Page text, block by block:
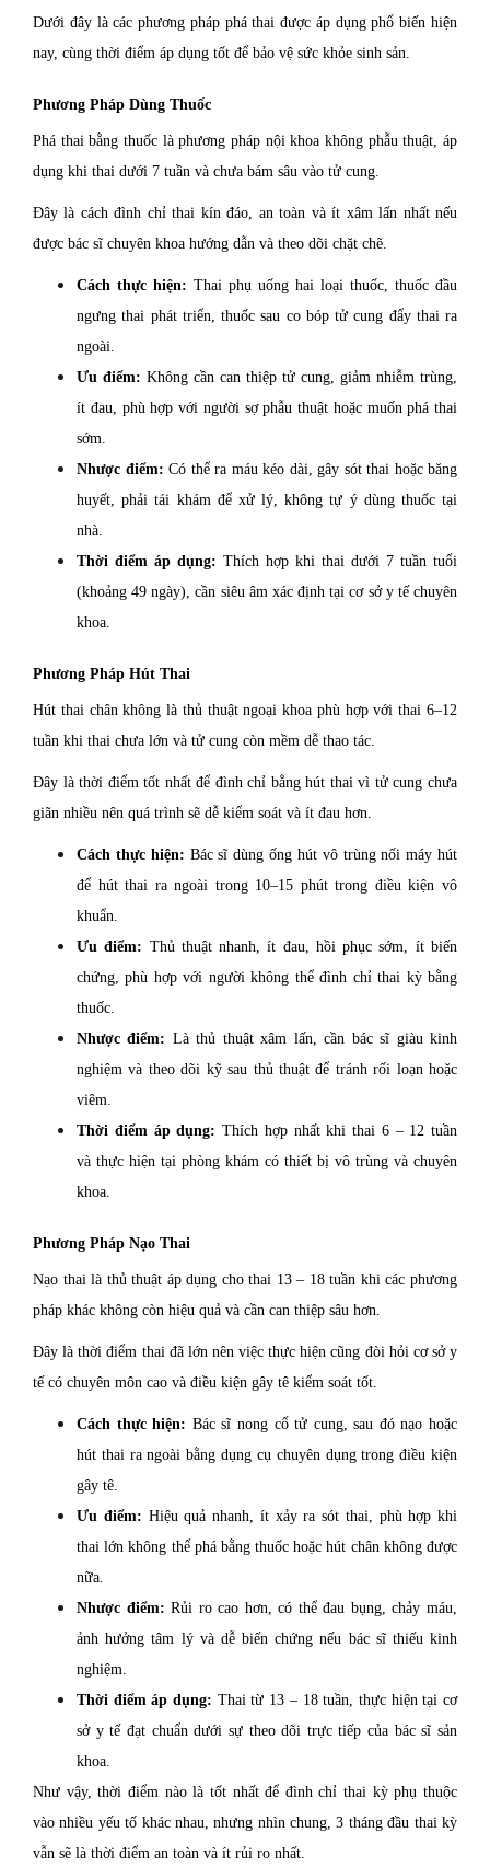
Dưới đây là các phương pháp phá thai được áp dụng phổ biến hiện
nay, cùng thời điểm áp dụng tốt để bảo vệ sức khỏe sinh sản.
Phương Pháp Dùng Thuốc
Phá thai bằng thuốc là phương pháp nội khoa không phẫu thuật, áp
dụng khi thai dưới 7 tuần và chưa bám sâu vào tử cung.
Đây là cách đình chỉ thai kín đáo, an toàn và ít xâm lấn nhất nếu
được bác sĩ chuyên khoa hướng dẫn và theo dõi chặt chẽ.
Cách thực hiện: Thai phụ uống hai loại thuốc, thuốc đầu
ngưng thai phát triển, thuốc sau co bóp tử cung đẩy thai ra
ngoài.
Ưu điểm: Không cần can thiệp tử cung, giảm nhiễm trùng,
ít đau, phù hợp với người sợ phẫu thuật hoặc muốn phá thai
sớm.
Nhược điểm: Có thể ra máu kéo dài, gây sót thai hoặc băng
huyết, phải tái khám để xử lý, không tự ý dùng thuốc tại
nhà.
Thời điểm áp dụng: Thích hợp khi thai dưới 7 tuần tuổi
(khoảng 49 ngày), cần siêu âm xác định tại cơ sở y tế chuyên
khoa.
Phương Pháp Hút Thai
Hút thai chân không là thủ thuật ngoại khoa phù hợp với thai 6–12
tuần khi thai chưa lớn và tử cung còn mềm dễ thao tác.
Đây là thời điểm tốt nhất để đình chỉ bằng hút thai vì tử cung chưa
giãn nhiều nên quá trình sẽ dễ kiểm soát và ít đau hơn.
Cách thực hiện: Bác sĩ dùng ống hút vô trùng nối máy hút
để hút thai ra ngoài trong 10–15 phút trong điều kiện vô
khuẩn.
Ưu điểm: Thủ thuật nhanh, ít đau, hồi phục sớm, ít biến
chứng, phù hợp với người không thể đình chỉ thai kỳ bằng
thuốc.
Nhược điểm: Là thủ thuật xâm lấn, cần bác sĩ giàu kinh
nghiệm và theo dõi kỹ sau thủ thuật để tránh rối loạn hoặc
viêm.
Thời điểm áp dụng: Thích hợp nhất khi thai 6 – 12 tuần
và thực hiện tại phòng khám có thiết bị vô trùng và chuyên
khoa.
Phương Pháp Nạo Thai
Nạo thai là thủ thuật áp dụng cho thai 13 – 18 tuần khi các phương
pháp khác không còn hiệu quả và cần can thiệp sâu hơn.
Đây là thời điểm thai đã lớn nên việc thực hiện cũng đòi hỏi cơ sở y
tế có chuyên môn cao và điều kiện gây tê kiểm soát tốt.
Cách thực hiện: Bác sĩ nong cổ tử cung, sau đó nạo hoặc
hút thai ra ngoài bằng dụng cụ chuyên dụng trong điều kiện
gây tê.
Ưu điểm: Hiệu quả nhanh, ít xảy ra sót thai, phù hợp khi
thai lớn không thể phá bằng thuốc hoặc hút chân không được
nữa.
Nhược điểm: Rủi ro cao hơn, có thể đau bụng, chảy máu,
ảnh hưởng tâm lý và dễ biến chứng nếu bác sĩ thiếu kinh
nghiệm.
Thời điểm áp dụng: Thai từ 13 – 18 tuần, thực hiện tại cơ
sở y tế đạt chuẩn dưới sự theo dõi trực tiếp của bác sĩ sản
khoa.
Như vậy, thời điểm nào là tốt nhất để đình chỉ thai kỳ phụ thuộc
vào nhiều yếu tố khác nhau, nhưng nhìn chung, 3 tháng đầu thai kỳ
vẫn sẽ là thời điểm an toàn và ít rủi ro nhất.